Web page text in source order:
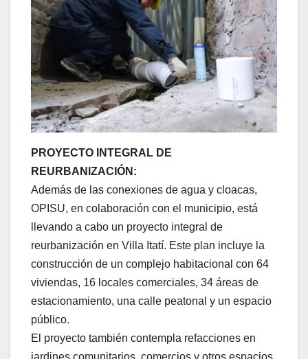
PROYECTO INTEGRAL DE
REURBANIZACIÓN:
Además de las conexiones de agua y cloacas,
OPISU, en colaboración con el municipio, está
llevando a cabo un proyecto integral de
reurbanización en Villa Itatí. Este plan incluye la
construcción de un complejo habitacional con 64
viviendas, 16 locales comerciales, 34 áreas de
estacionamiento, una calle peatonal y un espacio
público.
El proyecto también contempla refacciones en
jardines comunitarios, comercios y otros espacios